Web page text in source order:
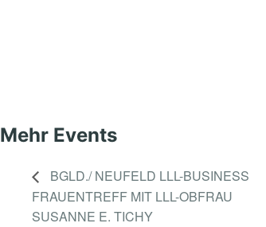
Mehr Events
BGLD./ NEUFELD LLL-BUSINESS
FRAUENTREFF MIT LLL-OBFRAU
SUSANNE E. TICHY